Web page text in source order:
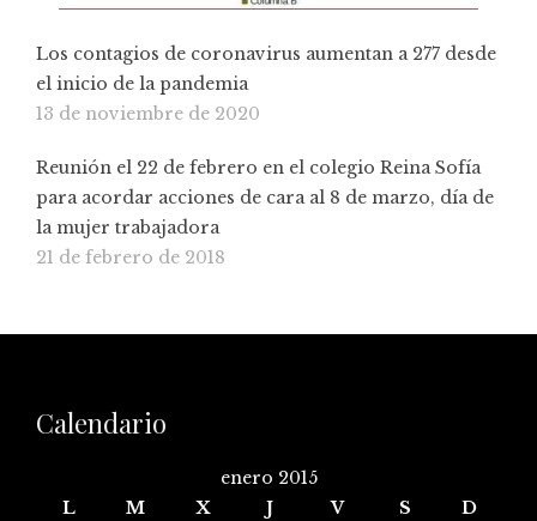
Los contagios de coronavirus aumentan a 277 desde
el inicio de la pandemia
13 de noviembre de 2020
Reunión el 22 de febrero en el colegio Reina Sofía
para acordar acciones de cara al 8 de marzo, día de
la mujer trabajadora
21 de febrero de 2018
Calendario
enero 2015
L
M X J V S
D